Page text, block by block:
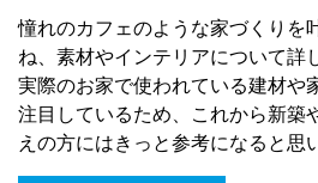
憧れのカフェのような家づくりを
ね、素材やインテリアについて詳
実際のお家で使われている建材や
注目しているため、これから新築
えの方にはきっと参考になると思